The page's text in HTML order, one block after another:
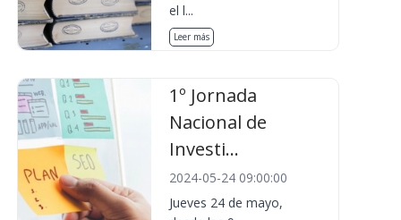
el l...
Leer más
1º Jornada
Nacional de
Investi...
2024-05-24 09:00:00
Jueves 24 de mayo,